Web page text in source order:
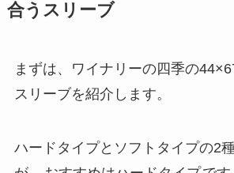
合うスリーブ
まずは、ワイナリーの四季の
スリーブを紹介します。
ハードタイプとソフトタイプの2